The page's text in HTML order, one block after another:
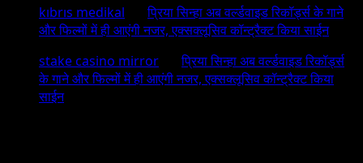
kıbrıs medikal onप्रिया सिन्हा अब वर्ल्डवाइड रिकॉर्ड्स के गाने
और फिल्मों में ही आएंगी नजर, एक्सक्लूसिव कॉन्ट्रैक्ट किया साईन
stake casino mirror onप्रिया सिन्हा अब वर्ल्डवाइड रिकॉर्ड्स
के गाने और फिल्मों में ही आएंगी नजर, एक्सक्लूसिव कॉन्ट्रैक्ट किया
साईन